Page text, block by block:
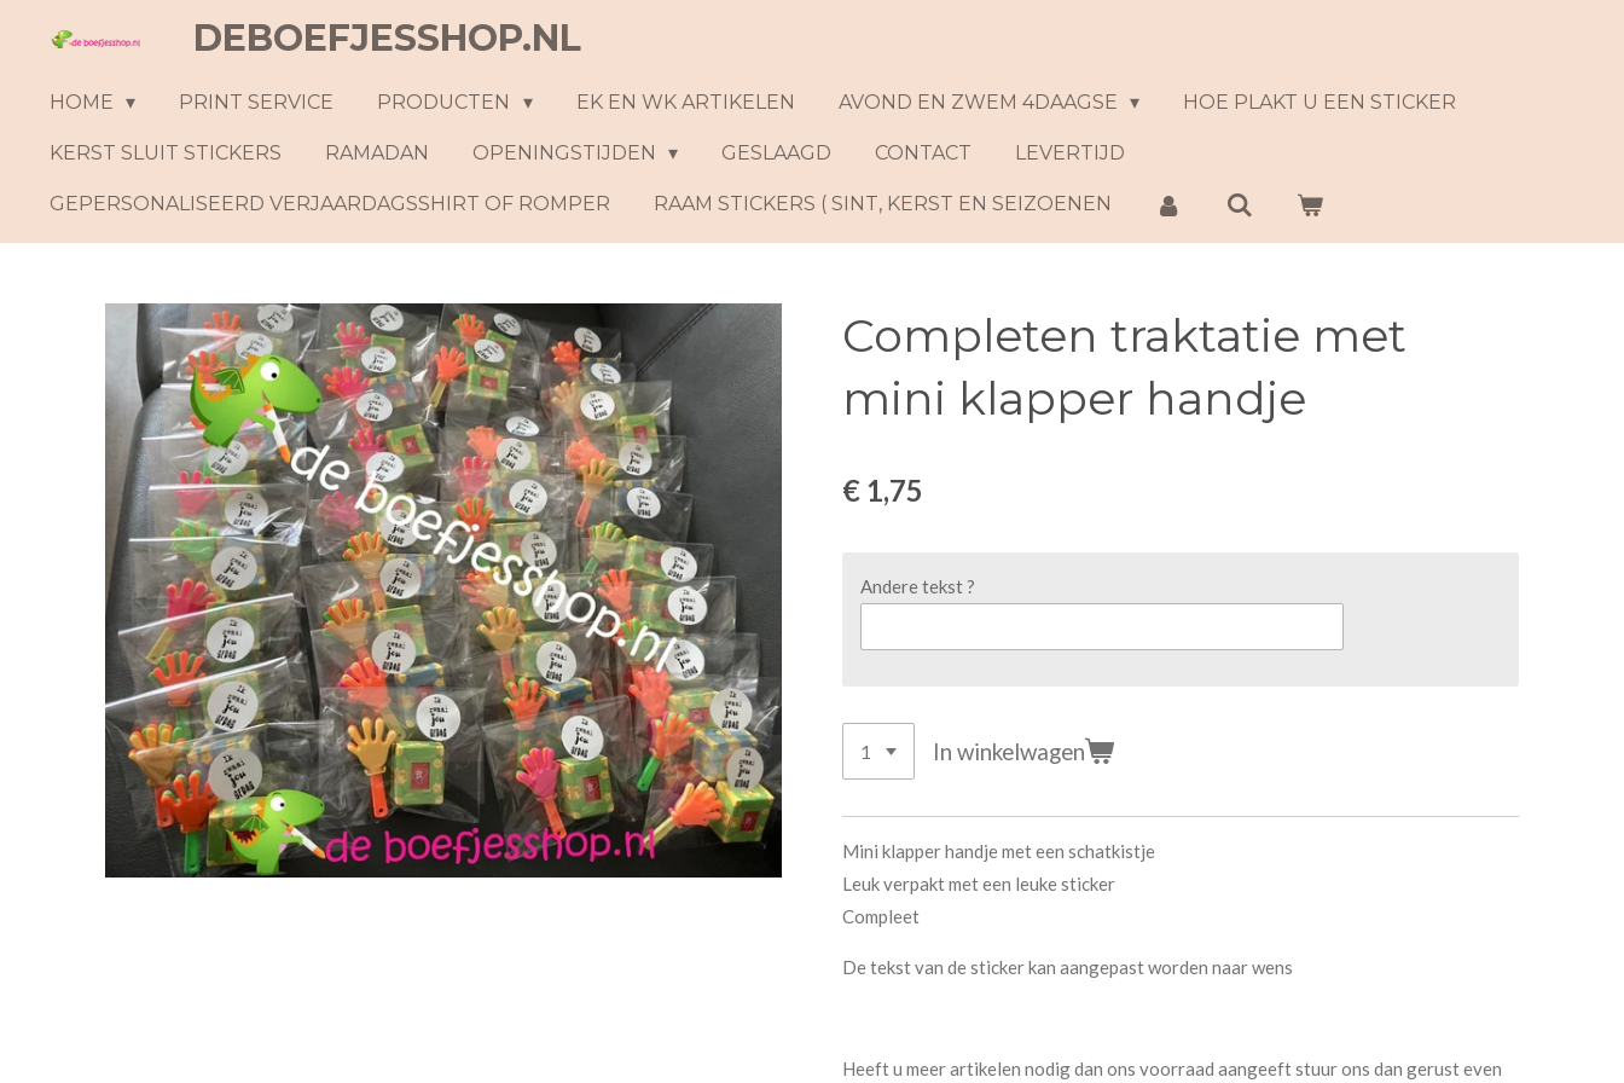
hoofdinhoud
DEBOEFJESSHOP.NL
HOME PRINT SERVICE PRODUCTEN EK EN WK ARTIKELEN AVOND EN ZWEM 4DAAGSE HOE PLAKT U EEN STICKER
KERST SLUIT STICKERS RAMADAN OPENINGSTIJDEN GESLAAGD CONTACT LEVERTIJD
GEPERSONALISEERD VERJAARDAGSSHIRT OF ROMPER RAAM STICKERS ( SINT, KERST EN SEIZOENEN
Completen traktatie met
mini klapper handje
€ 1,75
Andere tekst ?
In winkelwagen
Mini klapper handje met een schatkistje
Leuk verpakt met een leuke sticker
Compleet
De tekst van de sticker kan aangepast worden naar wens
Heeft u meer artikelen nodig dan ons voorraad aangeeft stuur ons dan gerust even